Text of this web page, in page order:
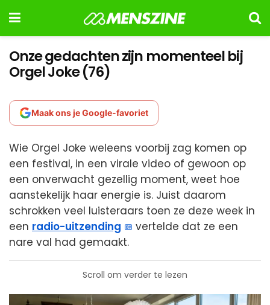
Onze gedachten zijn momenteel bij
Orgel Joke (76)
Maak ons je Google-favoriet
Wie Orgel Joke weleens voorbij zag komen op
een festival, in een virale video of gewoon op
een onverwacht gezellig moment, weet hoe
aanstekelijk haar energie is. Juist daarom
schrokken veel luisteraars toen ze deze week in
een radio-uitzending
vertelde dat ze een
nare val had gemaakt.
Scroll om verder te lezen